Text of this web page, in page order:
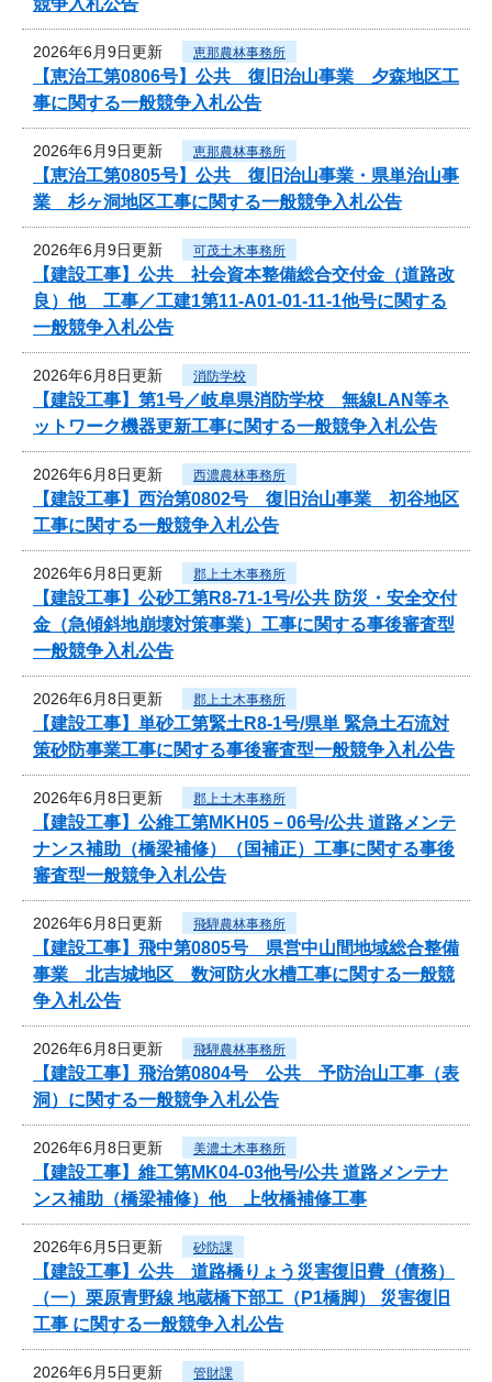
2026年6月9日更新 恵那農林事務所
【恵治工第0806号】公共 復旧治山事業 夕森地区工
事に関する一般競争入札公告
2026年6月9日更新 恵那農林事務所
【恵治工第0805号】公共 復旧治山事業・県単治山事
業 杉ヶ洞地区工事に関する一般競争入札公告
2026年6月9日更新 可茂土木事務所
【建設工事】公共 社会資本整備総合交付金（道路改
良）他 工事／工建1第11-A01-01-11-1他号に関する
一般競争入札公告
2026年6月8日更新 消防学校
【建設工事】第1号／岐阜県消防学校 無線LAN等ネ
ットワーク機器更新工事に関する一般競争入札公告
2026年6月8日更新 西濃農林事務所
【建設工事】西治第0802号 復旧治山事業 初谷地区
工事に関する一般競争入札公告
2026年6月8日更新 郡上土木事務所
【建設工事】公砂工第R8-71-1号/公共 防災・安全交付
金（急傾斜地崩壊対策事業）工事に関する事後審査型
一般競争入札公告
2026年6月8日更新 郡上土木事務所
【建設工事】単砂工第緊土R8-1号/県単 緊急土石流対
策砂防事業工事に関する事後審査型一般競争入札公告
2026年6月8日更新 郡上土木事務所
【建設工事】公維工第MKH05－06号/公共 道路メンテ
ナンス補助（橋梁補修）（国補正）工事に関する事後
審査型一般競争入札公告
2026年6月8日更新 飛騨農林事務所
【建設工事】飛中第0805号 県営中山間地域総合整備
事業 北吉城地区 数河防火水槽工事に関する一般競
争入札公告
2026年6月8日更新 飛騨農林事務所
【建設工事】飛治第0804号 公共 予防治山工事（表
洞）に関する一般競争入札公告
2026年6月8日更新 美濃土木事務所
【建設工事】維工第MK04-03他号/公共 道路メンテナ
ンス補助（橋梁補修）他 上牧橋補修工事
2026年6月5日更新 砂防課
【建設工事】公共 道路橋りょう災害復旧費（債務）
（一）栗原青野線 地蔵橋下部工（P1橋脚） 災害復旧
工事 に関する一般競争入札公告
2026年6月5日更新 管財課